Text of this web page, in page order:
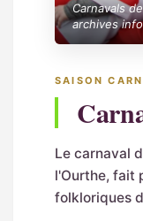
SAISON
Le carnaval
l'Ourthe, fait
folkloriques
Carnavals
archives